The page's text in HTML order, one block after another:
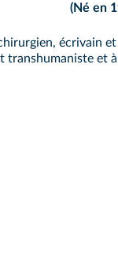
(Né en
écrivain
et